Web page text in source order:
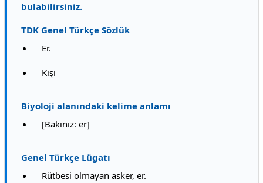
bulabilirsiniz.
TDK Genel Türkçe Sözlük
Er.
Kişi
Biyoloji alanındaki kelime anlamı
[Bakınız: er]
Genel Türkçe Lügatı
Rütbesi olmayan asker, er.